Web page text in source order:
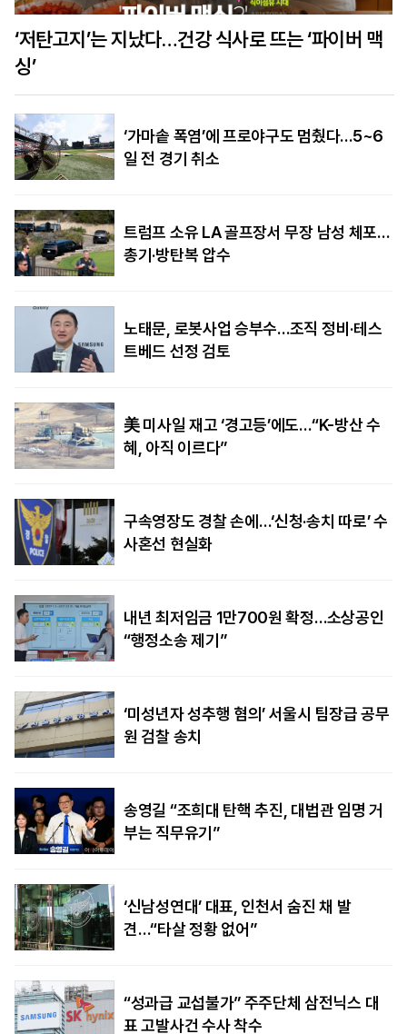
‘저탄고지’는 지났다…건강 식사로 뜨는 ‘파이버 맥
싱’
‘가마솥 폭염’에 프로야구도 멈췄다…5~6
일 전 경기 취소
트럼프 소유 LA 골프장서 무장 남성 체포…
총기·방탄복 압수
노태문, 로봇사업 승부수…조직 정비·테스
트베드 선정 검토
美 미사일 재고 ‘경고등’에도…“K-방산 수
혜, 아직 이르다”
구속영장도 경찰 손에…‘신청·송치 따로’ 수
사혼선 현실화
내년 최저임금 1만700원 확정…소상공인
“행정소송 제기”
‘미성년자 성추행 혐의’ 서울시 팀장급 공무
원 검찰 송치
송영길 “조희대 탄핵 추진, 대법관 임명 거
부는 직무유기”
‘신남성연대’ 대표, 인천서 숨진 채 발
견…“타살 정황 없어”
“성과급 교섭불가” 주주단체 삼전닉스 대
표 고발사건 수사 착수